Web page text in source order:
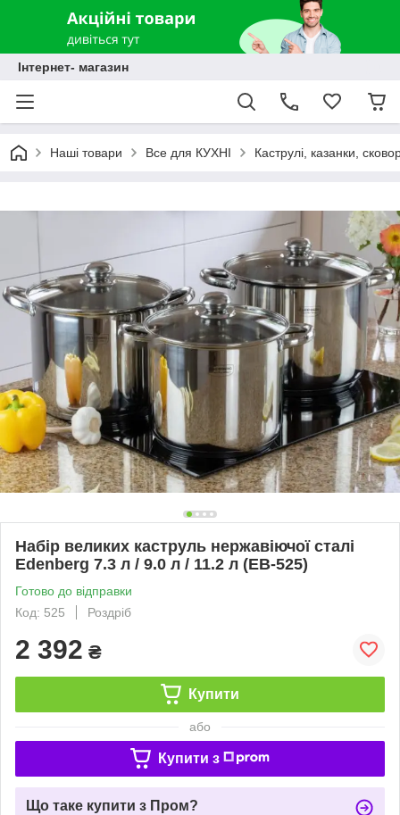
Інтернет- магазин
Наші товари Все для КУХНІ Каструлі, казанки,
Набір великих каструль нержавіючої сталі
Edenberg 7.3 л / 9.0 л / 11.2 л (EB-525)
Готово до відправки
Код: 525
Роздріб
2 392 ₴
Купити
або
Купити з
Що таке купити з Пром?